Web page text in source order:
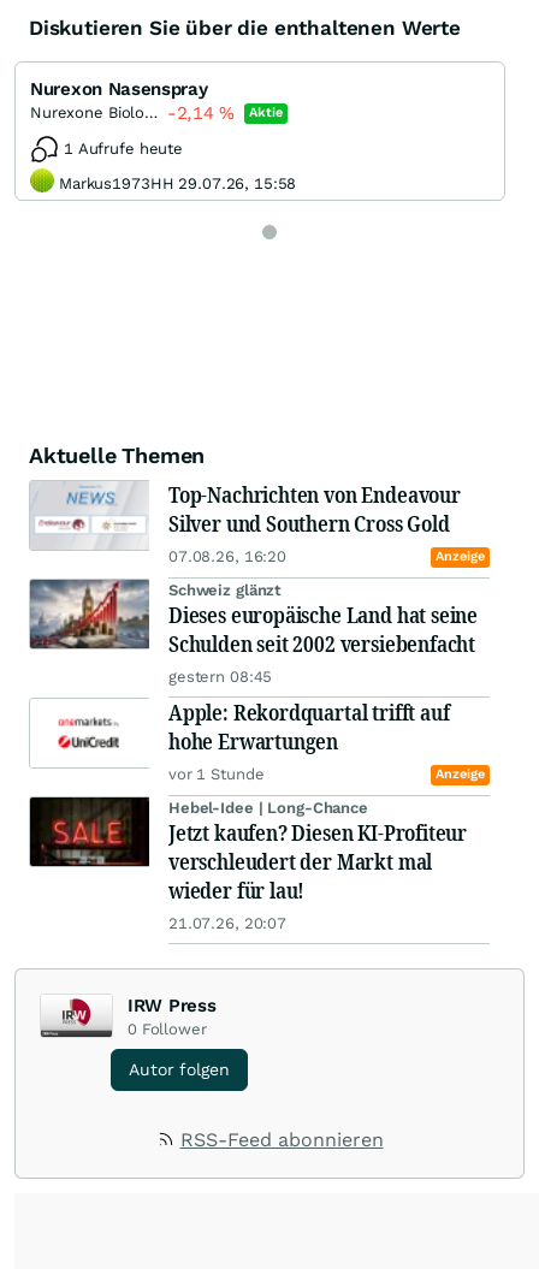
Diskutieren Sie über die enthaltenen Werte
Nurexon Nasenspray
Nurexone Biologic -2,14% Aktie
1 Aufrufe heute
Markus1973HH 29.07.26, 15:58
Aktuelle Themen
Top-Nachrichten von Endeavour
Silver und Southern Cross Gold
07.08.26, 16:20 Anzeige
Schweiz glänzt
Dieses europäische Land hat seine
Schulden seit 2002 versiebenfacht
gestern 08:45
Apple: Rekordquartal trifft auf
hohe Erwartungen
vor 1 Stunde Anzeige
Hebel-Idee | Long-Chance
Jetzt kaufen? Diesen KI-Profiteur
verschleudert der Markt mal
wieder für lau!
21.07.26, 20:07
IRW Press
0 Follower
Autor folgen
RSS-Feed abonnieren